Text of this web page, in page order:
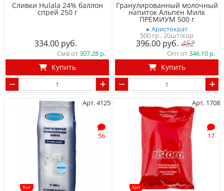
Сливки Hulala 24% баллон
спрей 250 г
334.00
Смв от307.28
Купить
Гранулированный молочный
напиток Альпен Милк
ПРЕМИУМ 500 г
▸ Аристократ
500 гр , 20шт/кор
396.00 452
Опт от346.10
Купить
Арт. 4125
56
Хит
Арт. 1708
17
Хит